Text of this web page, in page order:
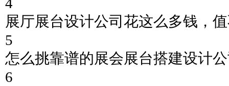
展厅展台设计公司花这么多钱，
5
怎么挑靠谱的展会展台搭建设计
6